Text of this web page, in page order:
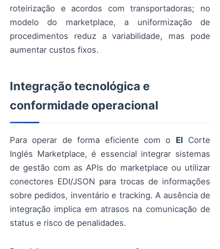
roteirização e acordos com transportadoras; no
modelo do marketplace, a uniformização de
procedimentos reduz a variabilidade, mas pode
aumentar custos fixos.
Integração tecnológica e
conformidade operacional
Para operar de forma eficiente com o El Corte
Inglés Marketplace, é essencial integrar sistemas
de gestão com as APIs do marketplace ou utilizar
conectores EDI/JSON para trocas de informações
sobre pedidos, inventário e tracking. A ausência de
integração implica em atrasos na comunicação de
status e risco de penalidades.